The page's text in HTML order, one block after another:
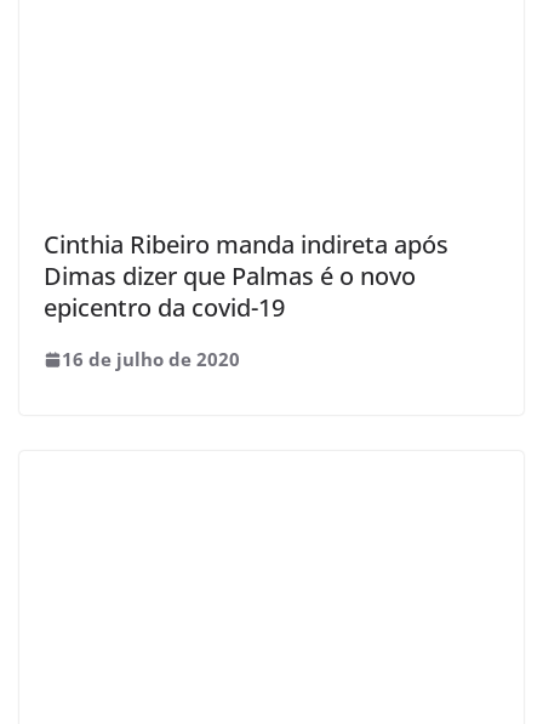
Cinthia Ribeiro manda indireta após
Dimas dizer que Palmas é o novo
epicentro da covid-19
16 de julho de 2020